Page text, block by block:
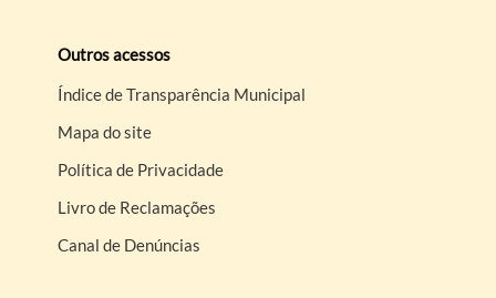
Outros acessos
Índice de Transparência Municipal
Mapa do site
Política de Privacidade
Livro de Reclamações
Canal de Denúncias